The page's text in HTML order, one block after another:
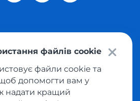
в Україну.Всі права захищені
конфіденційності
оферта
файлів cookie
файли cookie та
щоб допомогти вам у
надати кращий